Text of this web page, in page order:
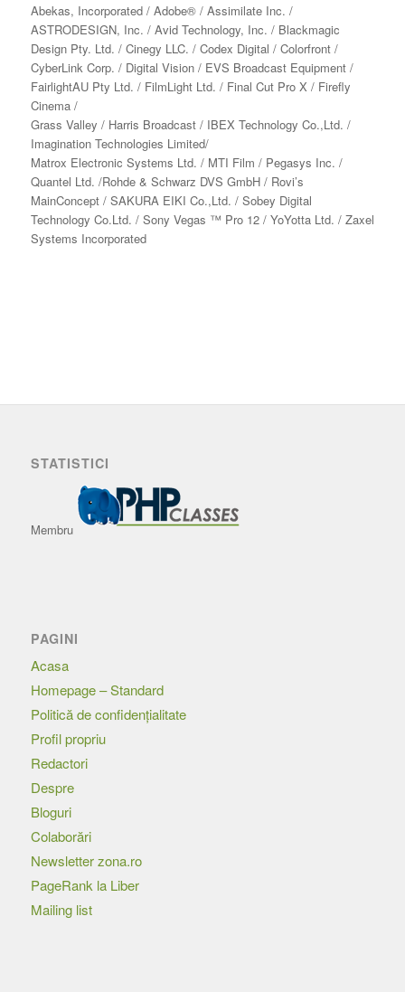
Abekas, Incorporated / Adobe® / Assimilate Inc. /
ASTRODESIGN, Inc. / Avid Technology, Inc. / Blackmagic
Design Pty. Ltd. / Cinegy LLC. / Codex Digital / Colorfront /
CyberLink Corp. / Digital Vision / EVS Broadcast Equipment /
FairlightAU Pty Ltd. / FilmLight Ltd. / Final Cut Pro X / Firefly
Cinema /
Grass Valley / Harris Broadcast / IBEX Technology Co.,Ltd. /
Imagination Technologies Limited/
Matrox Electronic Systems Ltd. / MTI Film / Pegasys Inc. /
Quantel Ltd. /Rohde & Schwarz DVS GmbH / Rovi’s
MainConcept / SAKURA EIKI Co.,Ltd. / Sobey Digital
Technology Co.Ltd. / Sony Vegas ™ Pro 12 / YoYotta Ltd. / Zaxel
Systems Incorporated
STATISTICI
Membru
PAGINI
Acasa
Homepage – Standard
Politică de confidențialitate
Profil propriu
Redactori
Despre
Bloguri
Colaborări
Newsletter zona.ro
PageRank la Liber
Mailing list